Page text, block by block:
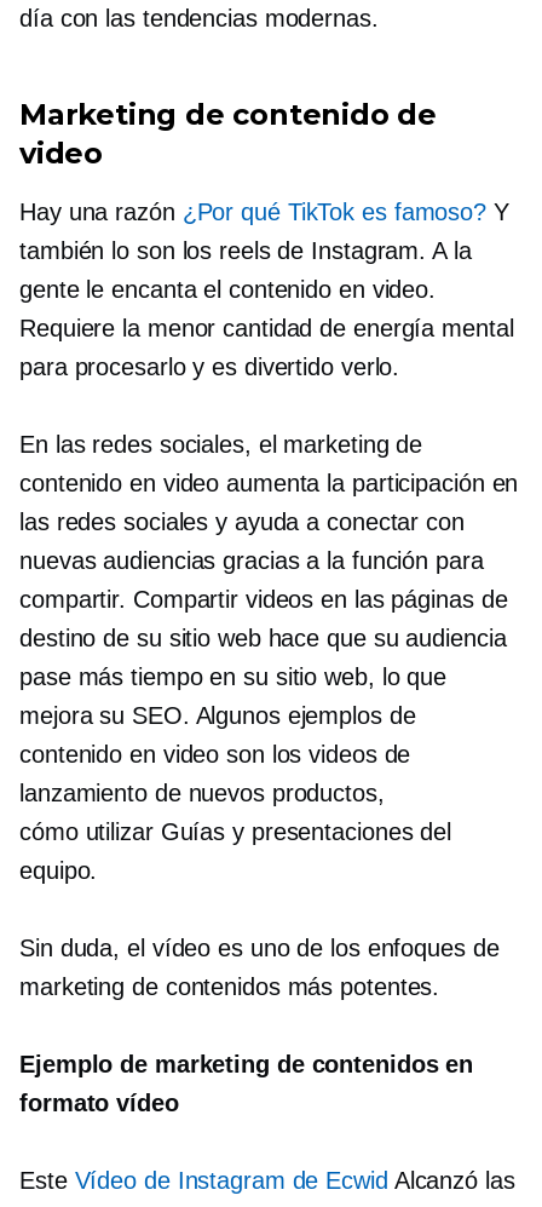
día con las tendencias modernas.
Marketing de contenido de
video
Hay una razón ¿Por qué TikTok es famoso? Y
también lo son los reels de Instagram. A la
gente le encanta el contenido en video.
Requiere la menor cantidad de energía mental
para procesarlo y es divertido verlo.
En las redes sociales, el marketing de
contenido en video aumenta la participación en
las redes sociales y ayuda a conectar con
nuevas audiencias gracias a la función para
compartir. Compartir videos en las páginas de
destino de su sitio web hace que su audiencia
pase más tiempo en su sitio web, lo que
mejora su SEO. Algunos ejemplos de
contenido en video son los videos de
lanzamiento de nuevos productos,
cómo utilizarGuías y presentaciones del
equipo.
Sin duda, el vídeo es uno de los enfoques de
marketing de contenidos más potentes.
Ejemplo de marketing de contenidos en
formato vídeo
Este Vídeo de Instagram de Ecwid Alcanzó las